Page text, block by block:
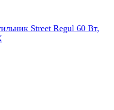
Street Regul 60 Вт,